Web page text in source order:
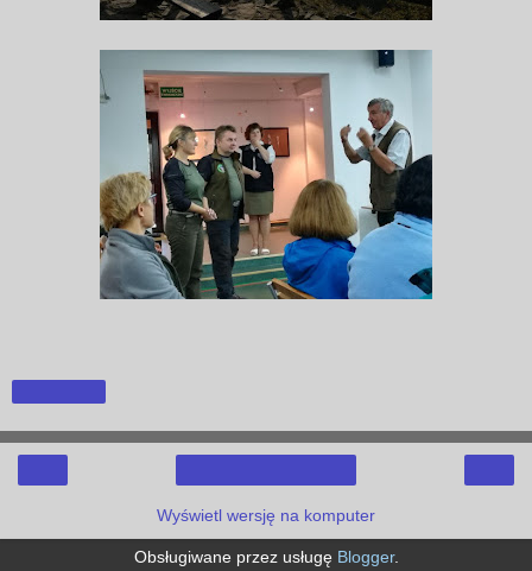
Wyświetl wersję na komputer
Obsługiwane przez usługę Blogger.